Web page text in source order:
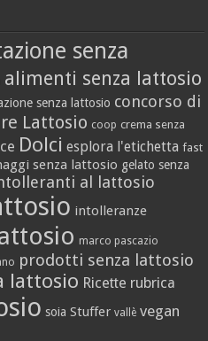
senza
alimenti senza lattosio
senza lattosio concorso di
Lattosio coop crema senza
Dolci esplora l'etichetta fast
senza lattosio gelato senza
al lattosio
intolleranze
marco pascazio
prodotti senza lattosio
lattosio Ricette rubrica
soia Stuffer vallè vegan